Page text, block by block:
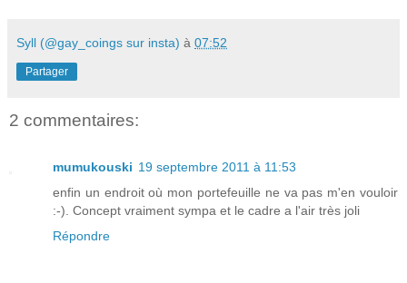
Syll (@gay_coings sur insta) à 07:52
Partager
2 commentaires:
mumukouski 19 septembre 2011 à 11:53
enfin un endroit où mon portefeuille ne va pas m'en vouloir
:-). Concept vraiment sympa et le cadre a l'air très joli
Répondre